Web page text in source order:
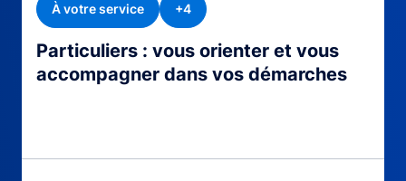
Particuliers : vous orienter et vous
accompagner dans vos démarches
À votre service
+4